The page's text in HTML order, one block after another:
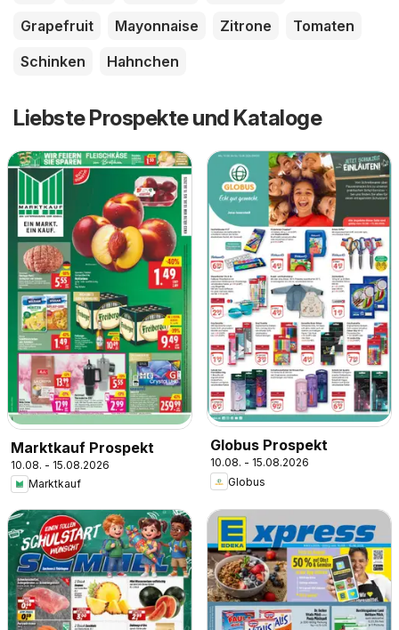
Grapefruit
Mayonnaise Zitrone
Tomaten
Schinken
Hahnchen
Liebste Prospekte und Kataloge
Marktkauf Prospekt
10.08. - 15.08.2026
Marktkauf
Globus Prospekt
10.08. - 15.08.2026
Globus